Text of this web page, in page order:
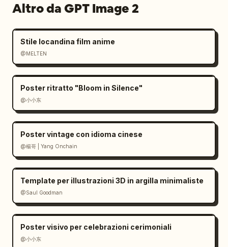
Piè di pagina: Aggiungere una sottile linea
orizzontale, poi un piccolo testo cinese nel
piè di pagina: "更多美味，打开常用平台搜索".
Aggiungere una pillola di ricerca scura con
la scritta "Burger N" e un'icona a lente
d'ingrandimento, seguita da esattamente 5
badge/icone di piattaforme etichettate: 抖音,
小红书, 美团, 大众点评 e una piccola icona
arancione in stile app di ristorazione.
Mantenere tutti gli elementi del piè di
inferiore.
cinese premium, fotografia di prodotto
cibo), tipografia nitida, sottile grana della
carta, ombre di gusto, nessuna persona,
nessun oggetto extra oltre agli ingredienti
Altro da GPT Image 2
Stile locandina film anime
@MELTEN
Poster ritratto "Bloom in Silence"
@小小东
Poster vintage con idioma cinese
@楊哥 | Yang Onchain
Template per illustrazioni 3D in argilla minimaliste
@Saul Goodman
Poster visivo per celebrazioni cerimoniali
@小小东